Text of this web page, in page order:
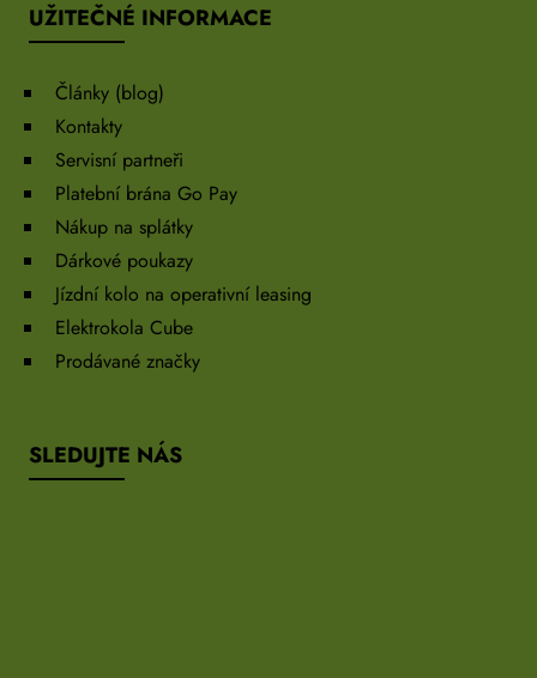
UŽITEČNÉ INFORMACE
Články (blog)
Kontakty
Servisní partneři
Platební brána Go Pay
Nákup na splátky
Dárkové poukazy
Jízdní kolo na operativní leasing
Elektrokola Cube
Prodávané značky
SLEDUJTE NÁS